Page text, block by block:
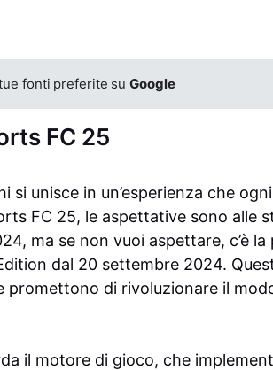
fonti preferite suGoogle
FC 25
si unisce in un’esperienza che
FC 25, le aspettative sono alle
ma se non vuoi aspettare, c’è la
dal 20 settembre 2024.
promettono di rivoluzionare il
il motore di gioco, che